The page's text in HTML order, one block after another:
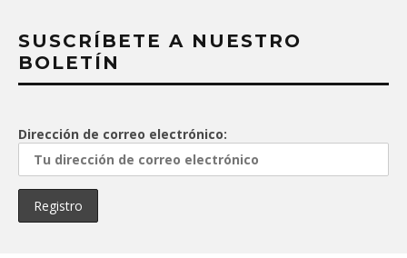
SUSCRÍBETE A NUESTRO
BOLETÍN
Dirección de correo electrónico: